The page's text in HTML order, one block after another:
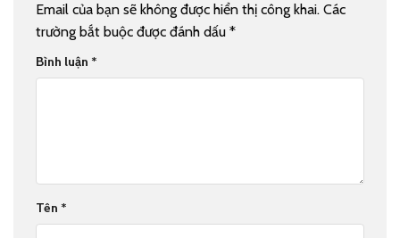
Email của bạn sẽ không được hiển thị công khai. Các
trường bắt buộc được đánh dấu *
Bình luận *
Tên *